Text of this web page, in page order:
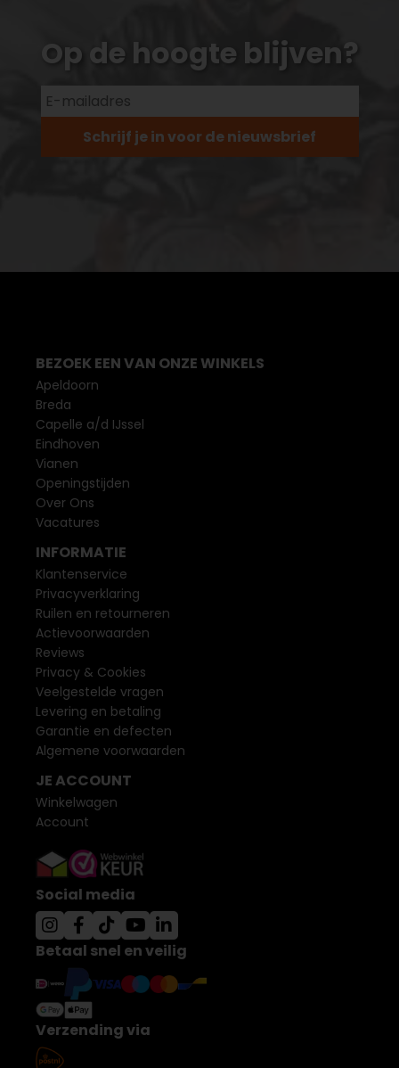
Op de hoogte blijven?
Schrijf je in voor de nieuwsbrief
BEZOEK EEN VAN ONZE WINKELS
Apeldoorn
Breda
Capelle a/d IJssel
Eindhoven
Vianen
Openingstijden
Over Ons
Vacatures
INFORMATIE
Klantenservice
Privacyverklaring
Ruilen en retourneren
Actievoorwaarden
Reviews
Privacy & Cookies
Veelgestelde vragen
Levering en betaling
Garantie en defecten
Algemene voorwaarden
JE ACCOUNT
Winkelwagen
Account
Social media
Betaal snel en veilig
Verzending via